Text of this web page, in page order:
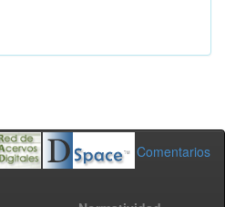
Comentarios